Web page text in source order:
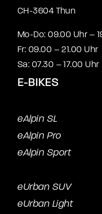
CH-3604 Thun
Mo-Do: 09.00 Uhr –
Fr: 09.00 – 21.00 Uhr
Sa: 07.30 – 17.00 Uhr
E-BIKES
eAlpin SL
eAlpin Pro
eAlpin Sport
eUrban SUV
eUrban Light